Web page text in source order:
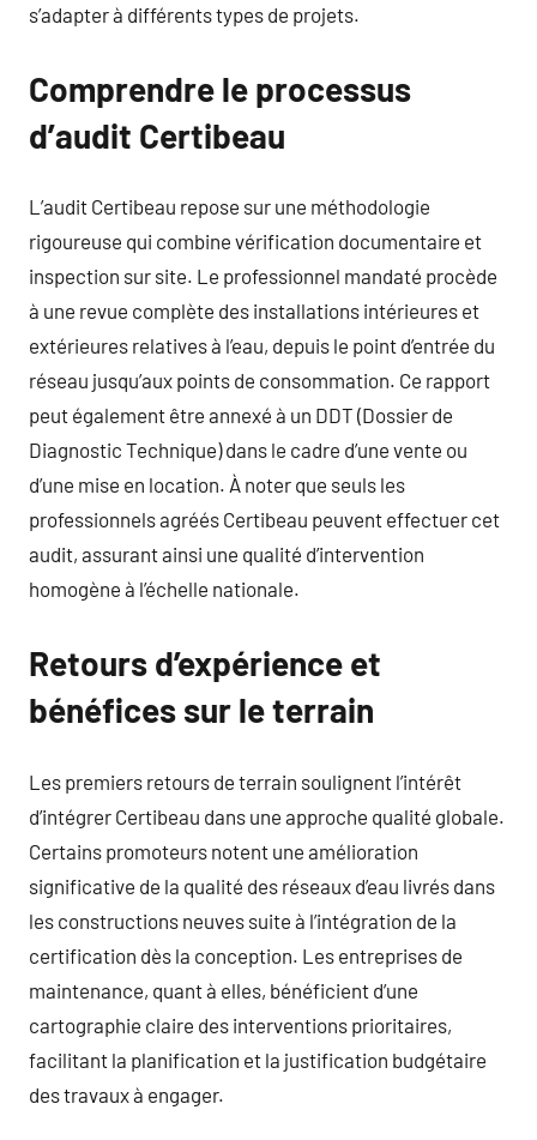
s’adapter à différents types de projets.
Comprendre le processus
d’audit Certibeau
L’audit Certibeau repose sur une méthodologie
rigoureuse qui combine vérification documentaire et
inspection sur site. Le professionnel mandaté procède
à une revue complète des installations intérieures et
extérieures relatives à l’eau, depuis le point d’entrée du
réseau jusqu’aux points de consommation. Ce rapport
peut également être annexé à un DDT (Dossier de
Diagnostic Technique) dans le cadre d’une vente ou
d’une mise en location. À noter que seuls les
professionnels agréés Certibeau peuvent effectuer cet
audit, assurant ainsi une qualité d’intervention
homogène à l’échelle nationale.
Retours d’expérience et
bénéfices sur le terrain
Les premiers retours de terrain soulignent l’intérêt
d’intégrer Certibeau dans une approche qualité globale.
Certains promoteurs notent une amélioration
significative de la qualité des réseaux d’eau livrés dans
les constructions neuves suite à l’intégration de la
certification dès la conception. Les entreprises de
maintenance, quant à elles, bénéficient d’une
cartographie claire des interventions prioritaires,
facilitant la planification et la justification budgétaire
des travaux à engager.